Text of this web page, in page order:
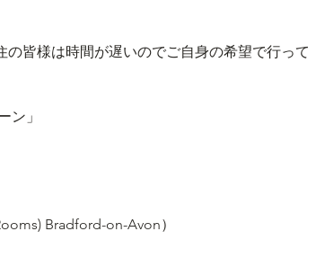
皆様は時間が遅いのでご自身の希望で行って
ン」
Bradford-on-Avon）